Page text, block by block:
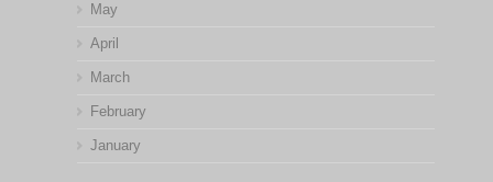
May
April
March
February
January